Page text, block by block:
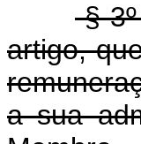
§
artigo,
a sua